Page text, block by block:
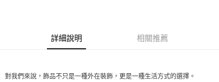
詳細說明 相關推薦
對我們來說，飾品不只是一種外在裝飾，更是一種生活方式的選擇。